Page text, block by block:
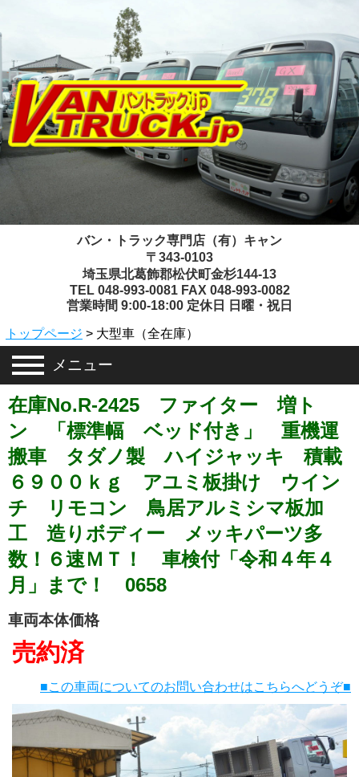
バン・トラック専門店（有）キャン
〒343-0103
埼玉県北葛飾郡松伏町金杉144-13
TEL 048-993-0081 FAX 048-993-0082
営業時間 9:00-18:00 定休日 日曜・祝日
トップページ > 大型車（全在庫）
メニュー
在庫No.R-2425 ファイター 増ト
ン 「標準幅 ベッド付き」 重機運
搬車 タダノ製 ハイジャッキ 積載
６９００ｋｇ アユミ板掛け ウイン
チ リモコン 鳥居アルミシマ板加
工 造りボディー メッキパーツ多
数！６速ＭＴ！ 車検付「令和４年４
月」まで！ 0658
車両本体価格
売約済
■この車両についてのお問い合わせはこちらへどうぞ■